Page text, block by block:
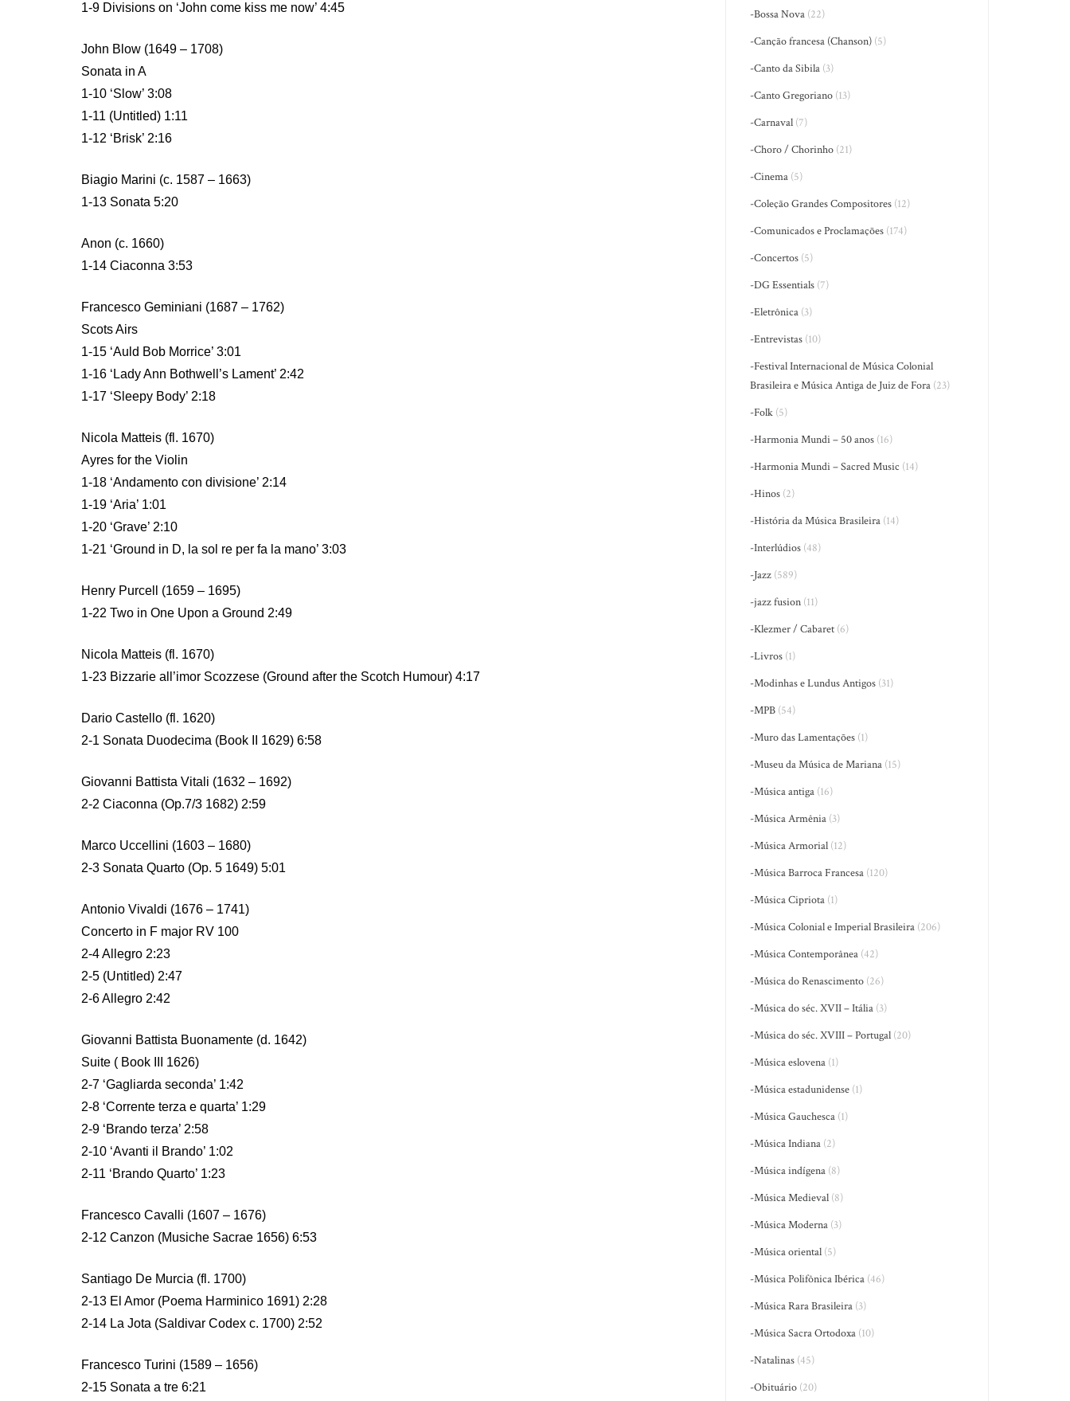
1-9 Divisions on ‘John come kiss me now’ 4:45
John Blow (1649 – 1708)
Sonata in A
1-10 ‘Slow’ 3:08
1-11 (Untitled) 1:11
1-12 ‘Brisk’ 2:16
Biagio Marini (c. 1587 – 1663)
1-13 Sonata 5:20
Anon (c. 1660)
1-14 Ciaconna 3:53
Francesco Geminiani (1687 – 1762)
Scots Airs
1-15 ‘Auld Bob Morrice’ 3:01
1-16 ‘Lady Ann Bothwell’s Lament’ 2:42
1-17 ‘Sleepy Body’ 2:18
Nicola Matteis (fl. 1670)
Ayres for the Violin
1-18 ‘Andamento con divisione’ 2:14
1-19 ‘Aria’ 1:01
1-20 ‘Grave’ 2:10
1-21 ‘Ground in D, la sol re per fa la mano’ 3:03
Henry Purcell (1659 – 1695)
1-22 Two in One Upon a Ground 2:49
Nicola Matteis (fl. 1670)
1-23 Bizzarie all’imor Scozzese (Ground after the Scotch Humour) 4:17
Dario Castello (fl. 1620)
2-1 Sonata Duodecima (Book II 1629) 6:58
Giovanni Battista Vitali (1632 – 1692)
2-2 Ciaconna (Op.7/3 1682) 2:59
Marco Uccellini (1603 – 1680)
2-3 Sonata Quarto (Op. 5 1649) 5:01
Antonio Vivaldi (1676 – 1741)
Concerto in F major RV 100
2-4 Allegro 2:23
2-5 (Untitled) 2:47
2-6 Allegro 2:42
Giovanni Battista Buonamente (d. 1642)
Suite ( Book III 1626)
2-7 ‘Gagliarda seconda’ 1:42
2-8 ‘Corrente terza e quarta’ 1:29
2-9 ‘Brando terza’ 2:58
2-10 ‘Avanti il Brando’ 1:02
2-11 ‘Brando Quarto’ 1:23
Francesco Cavalli (1607 – 1676)
2-12 Canzon (Musiche Sacrae 1656) 6:53
Santiago De Murcia (fl. 1700)
2-13 El Amor (Poema Harminico 1691) 2:28
2-14 La Jota (Saldivar Codex c. 1700) 2:52
Francesco Turini (1589 – 1656)
2-15 Sonata a tre 6:21
-Bossa Nova (22)
-Canção francesa (Chanson) (5)
-Canto da Sibila (3)
-Canto Gregoriano (13)
-Carnaval (7)
-Choro / Chorinho (21)
-Cinema (5)
-Coleção Grandes Compositores (12)
-Comunicados e Proclamações (174)
-Concertos (5)
-DG Essentials (7)
-Eletrônica (3)
-Entrevistas (10)
-Festival Internacional de Música Colonial
Brasileira e Música Antiga de Juiz de Fora (23)
-Folk (5)
-Harmonia Mundi – 50 anos (16)
-Harmonia Mundi – Sacred Music (14)
-Hinos (2)
-História da Música Brasileira (14)
-Interlúdios (48)
-Jazz (589)
-jazz fusion (11)
-Klezmer / Cabaret (6)
-Livros (1)
-Modinhas e Lundus Antigos (31)
-MPB (54)
-Muro das Lamentações (1)
-Museu da Música de Mariana (15)
-Música antiga (16)
-Música Armênia (3)
-Música Armorial (12)
-Música Barroca Francesa (120)
-Música Cipriota (1)
-Música Colonial e Imperial Brasileira (206)
-Música Contemporânea (42)
-Música do Renascimento (26)
-Música do séc. XVII – Itália (3)
-Música do séc. XVIII – Portugal (20)
-Música eslovena (1)
-Música estadunidense (1)
-Música Gauchesca (1)
-Música Indiana (2)
-Música indígena (8)
-Música Medieval (8)
-Música Moderna (3)
-Música oriental (5)
-Música Polifônica Ibérica (46)
-Música Rara Brasileira (3)
-Música Sacra Ortodoxa (10)
-Natalinas (45)
-Obituário (20)